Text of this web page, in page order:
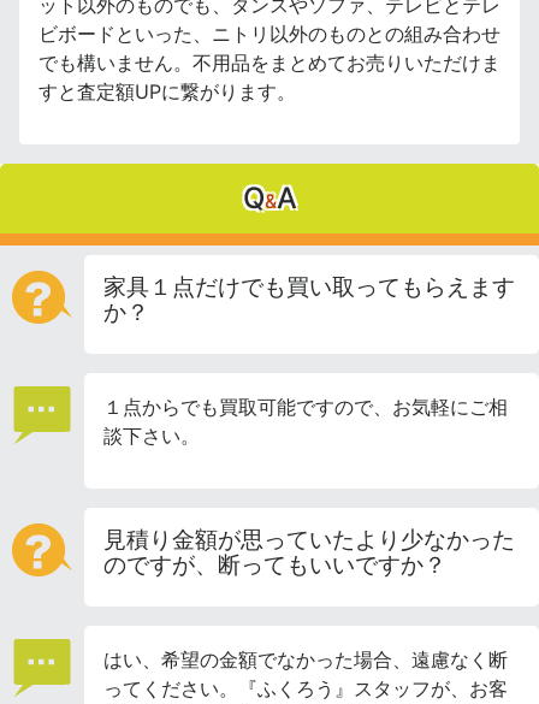
ット以外のものでも、タンスやソファ、テレビとテレ
ビボードといった、ニトリ以外のものとの組み合わせ
でも構いません。不用品をまとめてお売りいただけま
すと査定額UPに繋がります。
Q&A
家具１点だけでも買い取ってもらえます
か？
１点からでも買取可能ですので、お気軽にご相
談下さい。
見積り金額が思っていたより少なかった
のですが、断ってもいいですか？
はい、希望の金額でなかった場合、遠慮なく断
ってください。『ふくろう』スタッフが、お客